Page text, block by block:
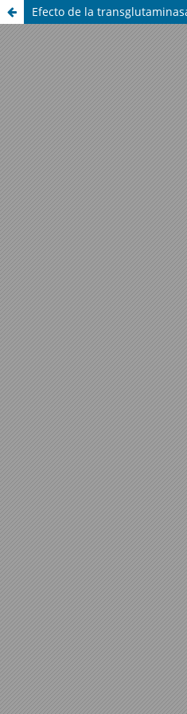
Efecto de la